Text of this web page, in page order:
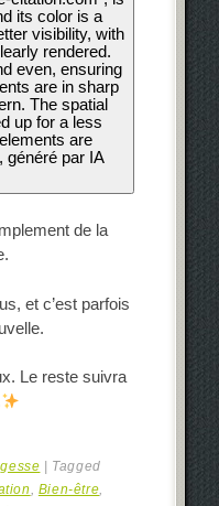
de la
et c’est parfois
Le reste suivra
Tagged
, Bien-être,